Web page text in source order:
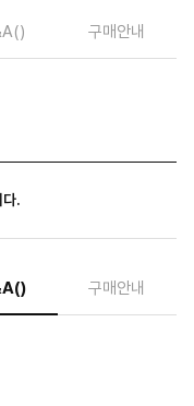
() 구매안내
다.
() 구매안내